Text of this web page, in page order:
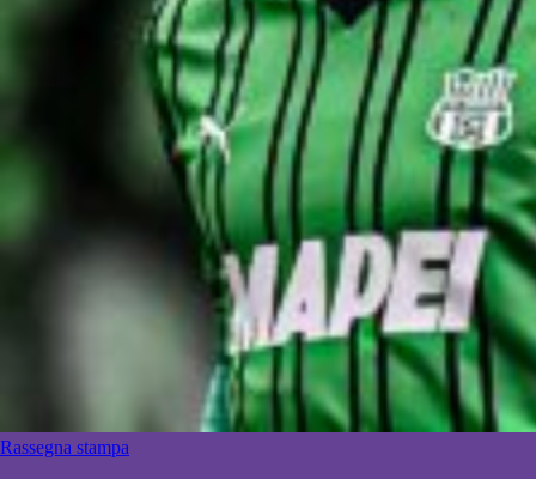
Rassegna stampa